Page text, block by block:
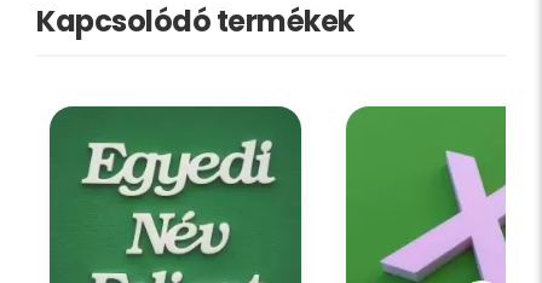
Kapcsolódó termékek